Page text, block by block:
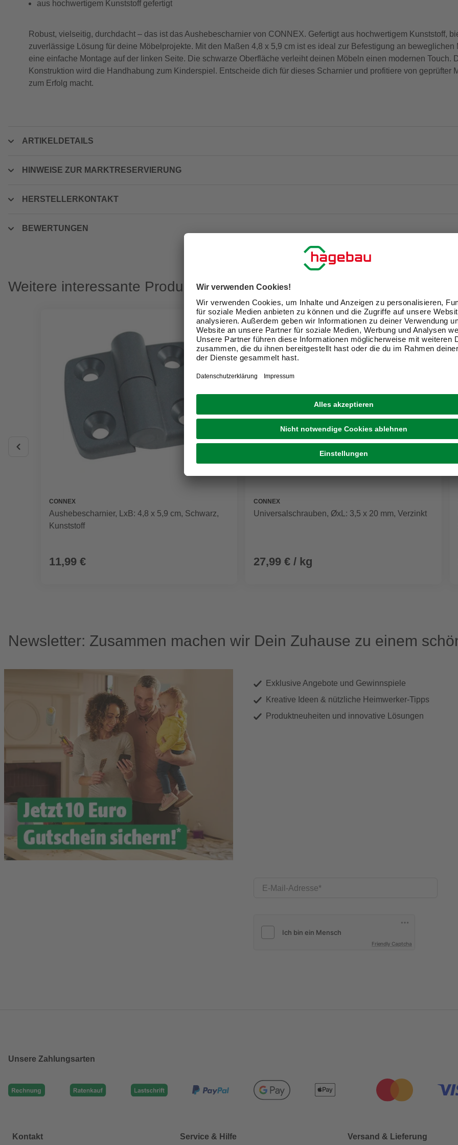
aus hochwertigem Kunststoff gefertigt
Robust, vielseitig, durchdacht – das ist das Aushebescharnier von CONNEX. Gefertigt aus hochwertigem Kunststoff,
zuverlässige Lösung für deine Möbelprojekte. Mit den Maßen 4,8 x 5,9 cm ist es ideal zur Befestigung an
eine einfache Montage auf der linken Seite. Die schwarze Oberfläche verleiht deinen Möbeln einen modernen Touch.
Konstruktion wird die Handhabung zum Kinderspiel. Entscheide dich für dieses Scharnier und profitiere von geprüfter
zum Erfolg macht.
ARTIKELDETAILS
HINWEISE ZUR MARKTRESERVIERUNG
HERSTELLERKONTAKT
BEWERTUNGEN
Weitere interessante Produkte
CONNEX
Aushebescharnier, LxB: 4,8 x 5,9 cm, Schwarz,
Kunststoff
11,99 €
CONNEX
Universalschrauben, ØxL: 3,5 x 20 mm, Verzinkt
27,99 € / kg
Newsletter: Zusammen machen wir Dein Zuhause zu einem
Exklusive Angebote und Gewinnspiele
Kreative Ideen & nützliche Heimwerker-Tipps
Produktneuheiten und innovative Lösungen
E-Mail-Adresse
Friendly Captcha
Unsere Zahlungsarten
Kontakt Service & Hilfe Versand & Lieferung